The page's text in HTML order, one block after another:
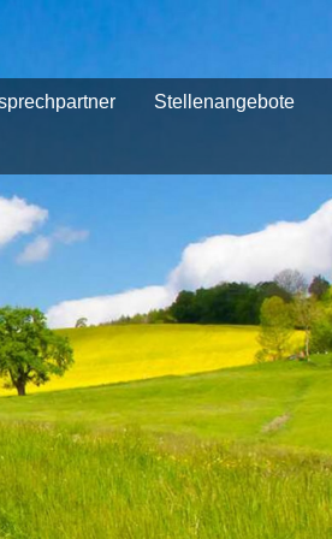
Stellenangebote